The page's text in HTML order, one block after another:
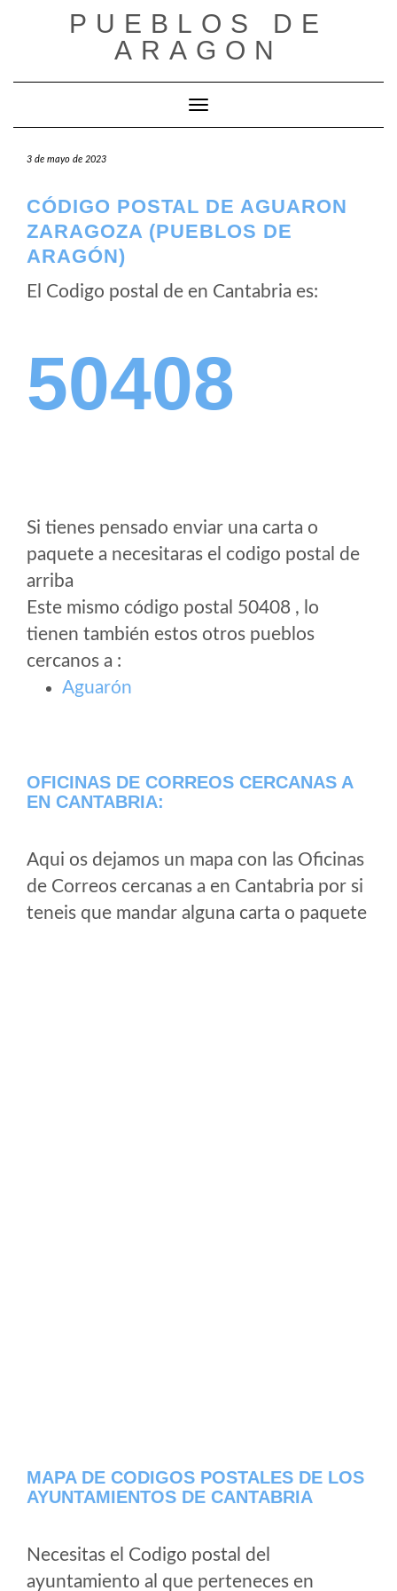
PUEBLOS DE
ARAGON
Cambiar modo de navegación
3 de mayo de 2023
CÓDIGO POSTAL DE AGUARON
ZARAGOZA (PUEBLOS DE
ARAGÓN)
El Codigo postal de en Cantabria es:
50408
Si tienes pensado enviar una carta o
paquete a necesitaras el codigo postal de
arriba
Este mismo código postal 50408 , lo
tienen también estos otros pueblos
cercanos a :
Aguarón
OFICINAS DE CORREOS CERCANAS A
EN CANTABRIA:
Aqui os dejamos un mapa con las Oficinas
de Correos cercanas a en Cantabria por si
teneis que mandar alguna carta o paquete
MAPA DE CODIGOS POSTALES DE LOS
AYUNTAMIENTOS DE CANTABRIA
Necesitas el Codigo postal del
ayuntamiento al que perteneces en